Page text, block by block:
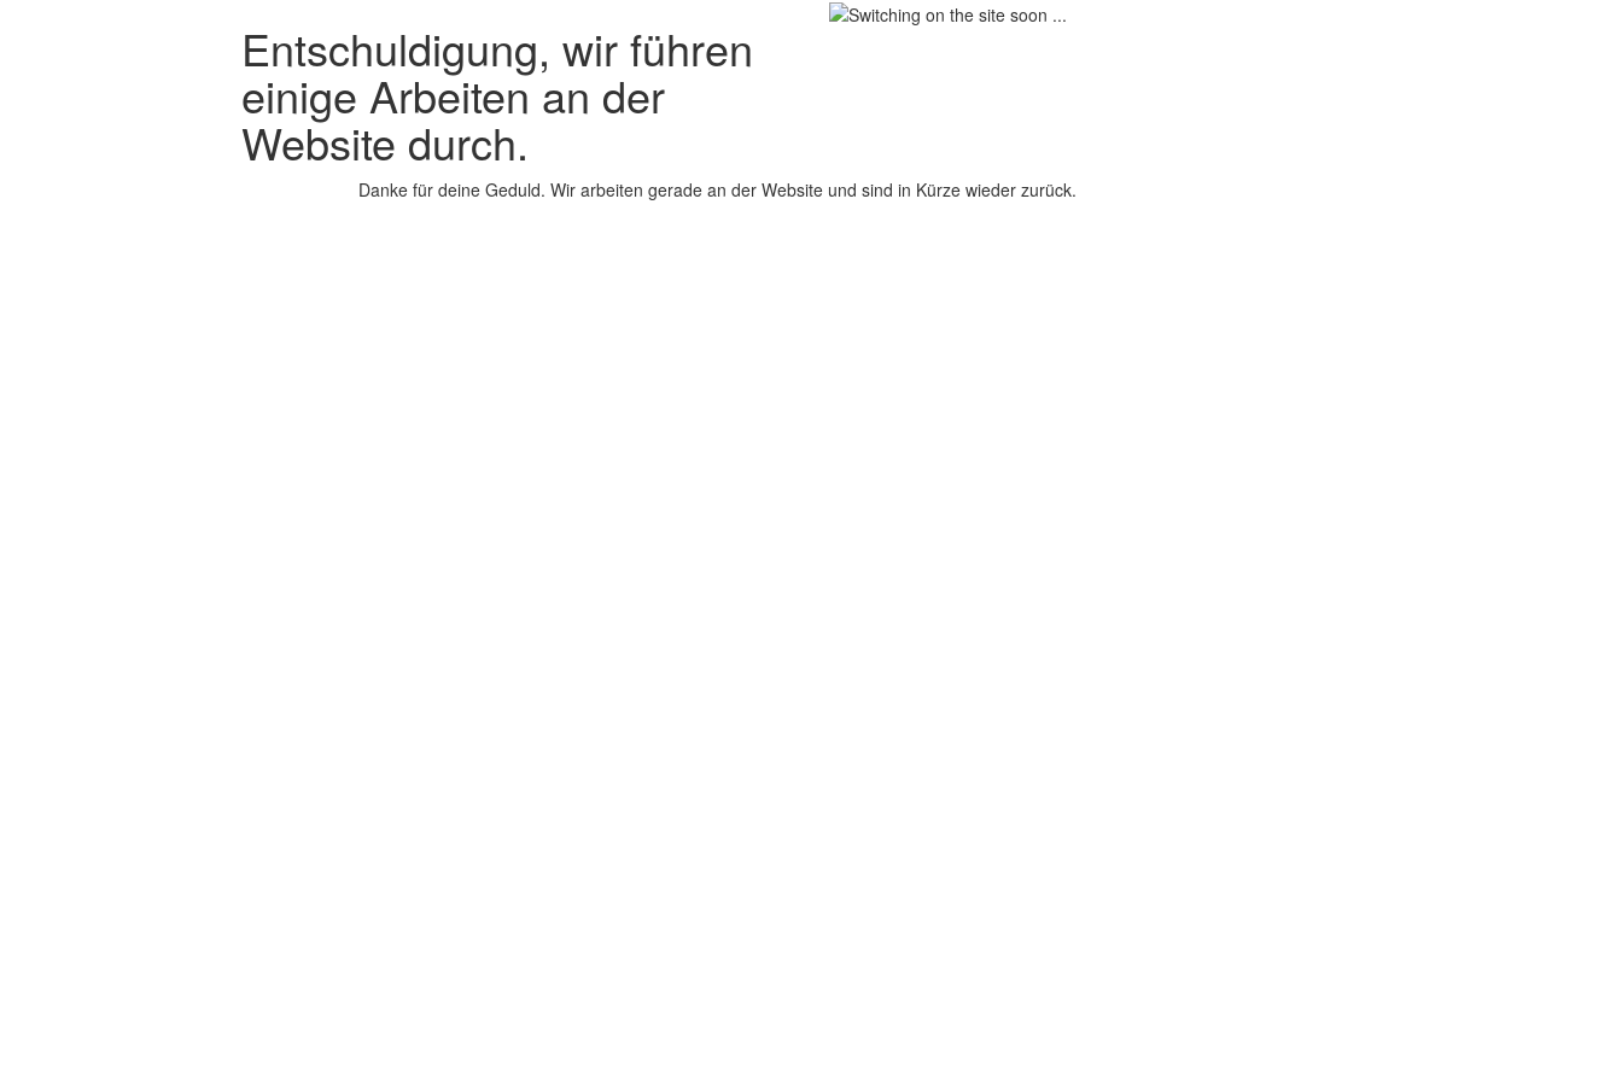
Entschuldigung, wir führen
einige Arbeiten an der
Website durch.
Danke für deine Geduld. Wir arbeiten gerade an der Website und sind in Kürze wieder zurück.